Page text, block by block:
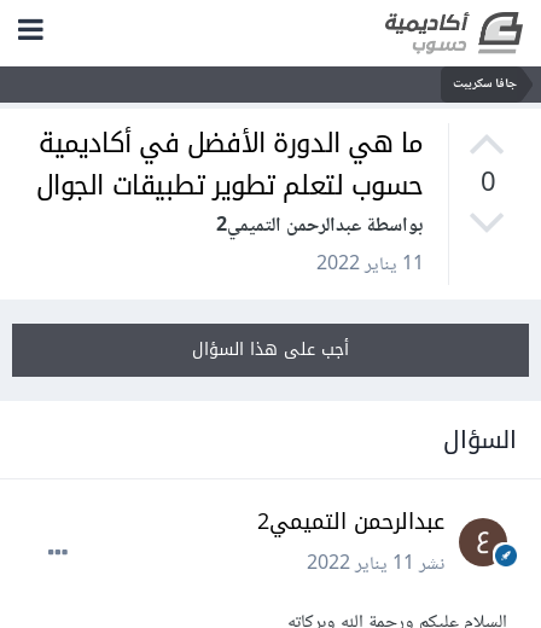
جافا سكريبت
0
ما هي الدورة الأفضل في أكاديمية
حسوب لتعلم تطوير تطبيقات الجوال
بواسطة عبدالرحمن التميمي2
11 يناير 2022
أجب على هذا السؤال
السؤال
عبدالرحمن التميمي2
نشر11 يناير 2022